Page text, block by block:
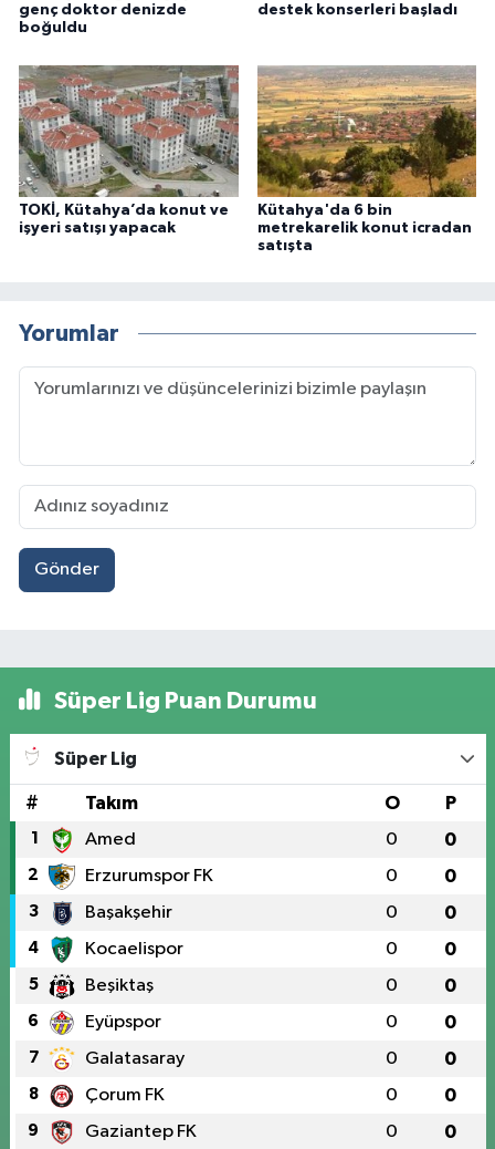
genç doktor denizde
boğuldu
destek konserleri başladı
TOKİ, Kütahya’da konut ve
işyeri satışı yapacak
Kütahya'da 6 bin
metrekarelik konut icradan
satışta
Yorumlar
Gönder
Süper Lig Puan Durumu
Süper Lig
# Takım O P
1 Amed 0 0
2 Erzurumspor FK 0 0
3 Başakşehir 0 0
4 Kocaelispor 0 0
5 Beşiktaş 0 0
6 Eyüpspor 0 0
7 Galatasaray 0 0
8 Çorum FK 0 0
9 Gaziantep FK 0 0